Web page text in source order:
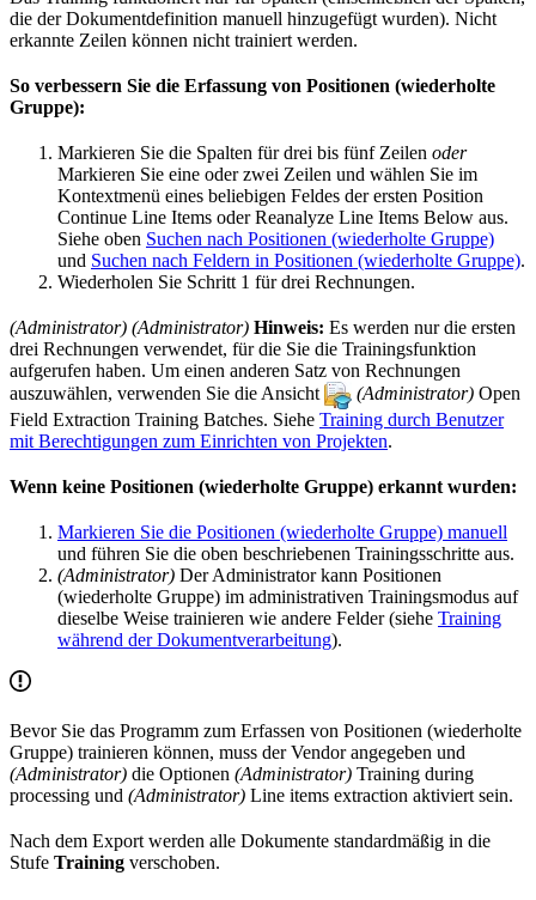
die der Dokumentdefinition manuell hinzugefügt wurden). Nicht
erkannte Zeilen können nicht trainiert werden.
So verbessern Sie die Erfassung von Positionen (wiederholte
Gruppe):
Markieren Sie die Spalten für drei bis fünf Zeilen oder
Markieren Sie eine oder zwei Zeilen und wählen Sie im
Kontextmenü eines beliebigen Feldes der ersten Position
Continue Line Items oder Reanalyze Line Items Below aus.
Siehe oben Suchen nach Positionen (wiederholte Gruppe)
und Suchen nach Feldern in Positionen (wiederholte Gruppe).
Wiederholen Sie Schritt 1 für drei Rechnungen.
(Administrator) (Administrator) Hinweis: Es werden nur die ersten
drei Rechnungen verwendet, für die Sie die Trainingsfunktion
aufgerufen haben. Um einen anderen Satz von Rechnungen
auszuwählen, verwenden Sie die Ansicht
(Administrator) Open
Field Extraction Training Batches. Siehe Training durch Benutzer
mit Berechtigungen zum Einrichten von Projekten.
Wenn keine Positionen (wiederholte Gruppe) erkannt wurden:
Markieren Sie die Positionen (wiederholte Gruppe) manuell
und führen Sie die oben beschriebenen Trainingsschritte aus.
(Administrator) Der Administrator kann Positionen
(wiederholte Gruppe) im administrativen Trainingsmodus auf
dieselbe Weise trainieren wie andere Felder (siehe Training
während der Dokumentverarbeitung).
Bevor Sie das Programm zum Erfassen von Positionen (wiederholte
Gruppe) trainieren können, muss der Vendor angegeben und
(Administrator) die Optionen (Administrator) Training during
processing und (Administrator) Line items extraction aktiviert sein.
Nach dem Export werden alle Dokumente standardmäßig in die
Stufe Training verschoben.